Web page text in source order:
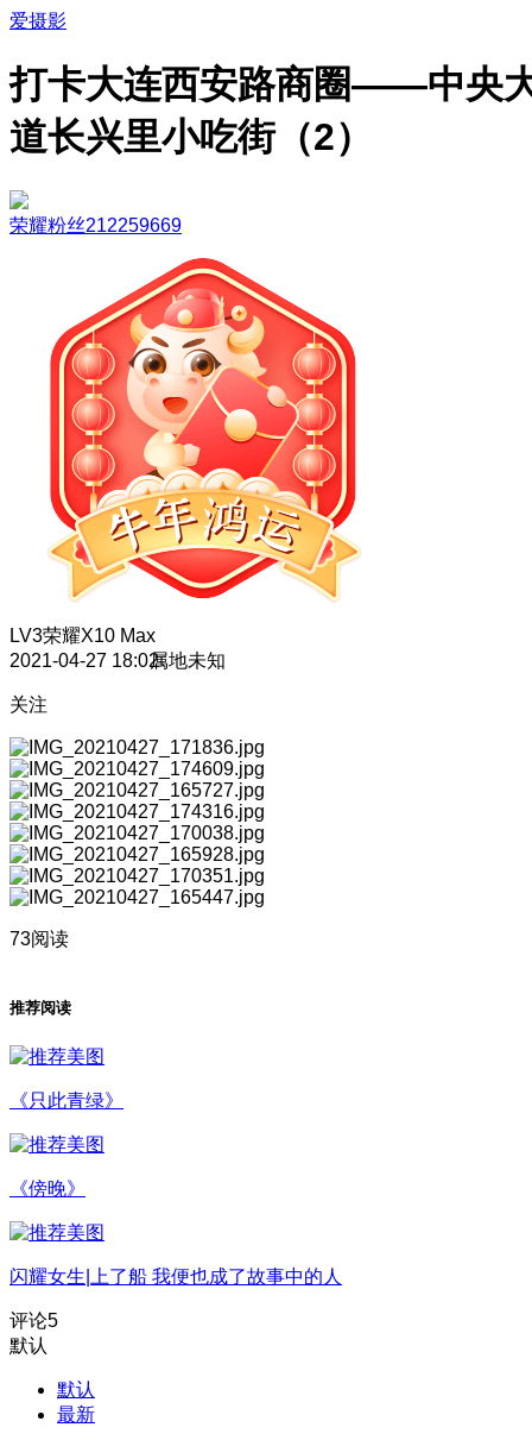
爱摄影
打卡大连西安路商圈——中央
道长兴里小吃街（2）
荣耀粉丝212259669
LV3荣耀X10 Max
2021-04-27 18:02属地未知
关注
73阅读
推荐阅读
《只此青绿》
《傍晚》
闪耀女生|上了船 我便也成了故事中的人
评论5
默认
默认
最新